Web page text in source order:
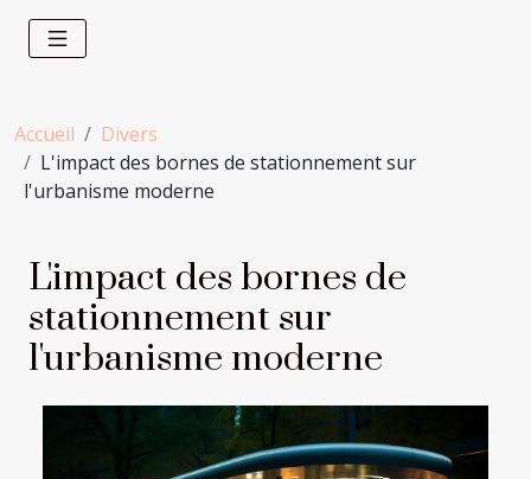
Accueil
Divers
L'impact des bornes de stationnement sur
l'urbanisme moderne
L'impact des bornes de
stationnement sur
l'urbanisme moderne